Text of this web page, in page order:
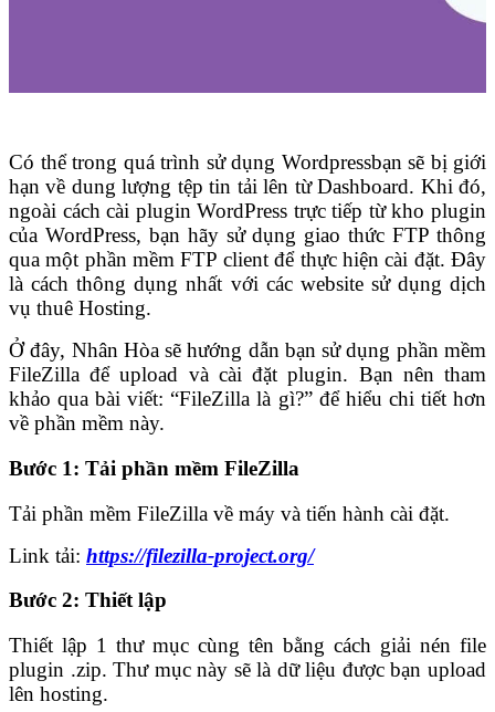
Có thể trong quá trình sử dụng Wordpressbạn sẽ bị giới
hạn về dung lượng tệp tin tải lên từ Dashboard. Khi đó,
ngoài cách cài plugin WordPress trực tiếp từ kho plugin
của WordPress, bạn hãy sử dụng giao thức FTP thông
qua một phần mềm FTP client để thực hiện cài đặt. Đây
là cách thông dụng nhất với các website sử dụng dịch
vụ thuê Hosting.
Ở đây, Nhân Hòa sẽ hướng dẫn bạn sử dụng phần mềm
FileZilla để upload và cài đặt plugin. Bạn nên tham
khảo qua bài viết: “FileZilla là gì?” để hiểu chi tiết hơn
về phần mềm này.
Bước 1: Tải phần mềm FileZilla
Tải phần mềm FileZilla về máy và tiến hành cài đặt.
Link tải: https://filezilla-project.org/
Bước 2: Thiết lập
Thiết lập 1 thư mục cùng tên bằng cách giải nén file
plugin .zip. Thư mục này sẽ là dữ liệu được bạn upload
lên hosting.